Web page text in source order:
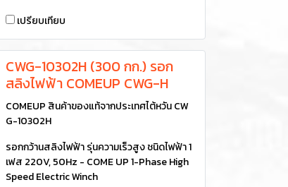
เปรียบเทียบ
CWG-10302H (300 กก.) รอก
สลิงไฟฟ้า COMEUP CWG-H
COMEUP สินค้าของแท้จากประเทศไต้หวัน CW
G-10302H
รอกกว้านสลิงไฟฟ้า รุ่นความเร็วสูง ชนิดไฟฟ้า 1
เฟส 220V, 50Hz - COME UP 1-Phase High
Speed Electric Winch